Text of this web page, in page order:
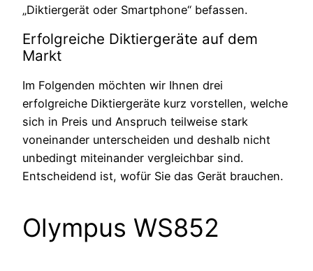
„Diktiergerät oder Smartphone“ befassen.
Erfolgreiche Diktiergeräte auf dem
Markt
Im Folgenden möchten wir Ihnen drei
erfolgreiche Diktiergeräte kurz vorstellen, welche
sich in Preis und Anspruch teilweise stark
voneinander unterscheiden und deshalb nicht
unbedingt miteinander vergleichbar sind.
Entscheidend ist, wofür Sie das Gerät brauchen.
Olympus WS852